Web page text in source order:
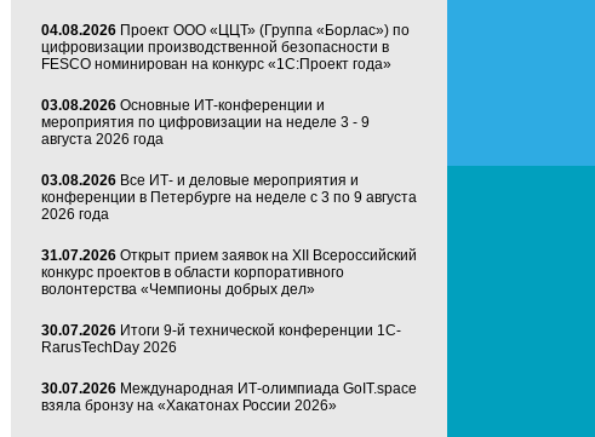
04.08.2026 Проект ООО «ЦЦТ» (Группа «Борлас») по
цифровизации производственной безопасности в
FESCO номинирован на конкурс «1С:Проект года»
03.08.2026 Основные ИТ-конференции и
мероприятия по цифровизации на неделе 3 - 9
августа 2026 года
03.08.2026 Все ИТ- и деловые мероприятия и
конференции в Петербурге на неделе с 3 по 9 августа
2026 года
31.07.2026 Открыт прием заявок на XII Всероссийский
конкурс проектов в области корпоративного
волонтерства «Чемпионы добрых дел»
30.07.2026 Итоги 9-й технической конференции 1C-
RarusTechDay 2026
30.07.2026 Международная ИТ-олимпиада GoIT.space
взяла бронзу на «Хакатонах России 2026»